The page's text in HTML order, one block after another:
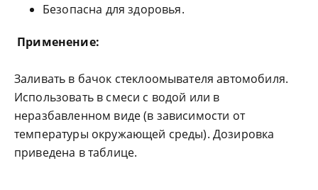
Безопасна для здоровья.
Применение:
Заливать в бачок стеклоомывателя автомобиля.
Использовать в смеси с водой или в
неразбавленном виде (в зависимости от
температуры окружающей среды). Дозировка
приведена в таблице.